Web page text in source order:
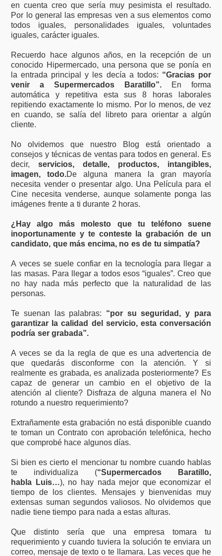
en cuenta creo que sería muy pesimista el resultado.
Por lo general las empresas ven a sus elementos como
todos iguales, personalidades iguales, voluntades
iguales, carácter iguales.
Recuerdo hace algunos años, en la recepción de un
conocido Hipermercado, una persona que se ponía en
la entrada principal y les decía a todos: “Gracias por
venir a Supermercados Baratillo”.En forma
automática y repetitiva esta sus 8 horas laborales
repitiendo exactamente lo mismo. Por lo menos, de vez
en cuando, se salía del libreto para orientar a algún
cliente.
No olvidemos que nuestro Blog está orientado a
consejos y técnicas de ventas para todos en general. Es
decir,servicios, detalle, productos, intangibles,
imagen, todo.De alguna manera la gran mayoría
necesita vender o presentar algo. Una Película para el
Cine necesita venderse, aunque solamente ponga las
imágenes frente a ti durante 2 horas.
¿Hay algo más molesto que tu teléfono suene
inoportunamente y te conteste la grabación de un
candidato, que más encima, no es de tu simpatía?
A veces se suele confiar en la tecnología para llegar a
las masas. Para llegar a todos esos “iguales”. Creo que
no hay nada más perfecto que la naturalidad de las
personas.
Te suenan las palabras: “por su seguridad, y para
garantizar la calidad del servicio, esta conversación
podría ser grabada”.
A veces se da la regla de que es una advertencia de
que quedarás disconforme con la atención. Y si
realmente es grabada, es analizada posteriormente? Es
capaz de generar un cambio en el objetivo de la
atención al cliente? Disfraza de alguna manera el No
rotundo a nuestro requerimiento?
Extrañamente esta grabación no está disponible cuando
te toman un Contrato con aprobación telefónica, hecho
que comprobé hace algunos días.
Si bien es cierto el mencionar tu nombre cuando hablas
te individualiza (“Supermercados Baratillo,
habla Luis…), no hay nada mejor que economizar el
tiempo de los clientes. Mensajes y bienvenidas muy
extensas suman segundos valiosos. No olvidemos que
nadie tiene tiempo para nada a estas alturas.
Que distinto sería que una empresa tomara tu
requerimiento y cuando tuviera la solución te enviara un
correo, mensaje de texto o te llamara. Las veces que he